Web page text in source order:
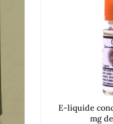
E-liquide
mg